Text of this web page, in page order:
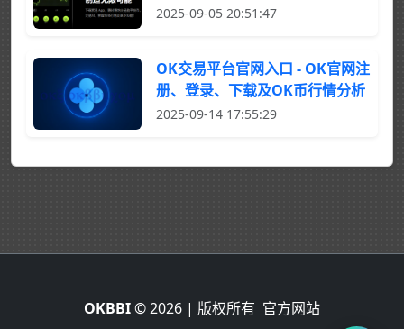
2025-09-05 20:51:47
OK交易平台官网入口 - OK官网注
册、登录、下载及OK币行情分析
2025-09-14 17:55:29
OKBBI© 2026 | 版权所有 官方网站